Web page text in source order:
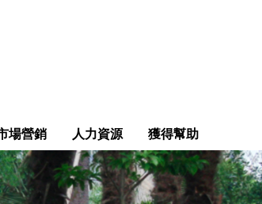
場營銷 人力資源 獲得幫助